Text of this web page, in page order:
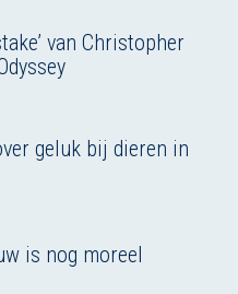
van Christopher
geluk bij dieren in
is nog moreel